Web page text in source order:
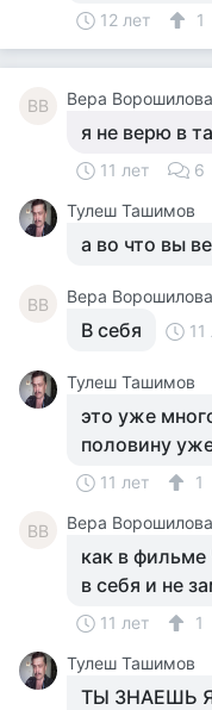
12 лет 1
ВВ Вера Ворошилова
я не верю в
11 лет 6
Тулеш Ташимов
а во что вы
ВВ Вера Ворошилова
В себя 11
Тулеш Ташимов
это уже
половину
11 лет 1
ВВ Вера Ворошилова
как в
в себя и не
11 лет
1
Тулеш Ташимов
ТЫ ЗНАЕШЬ